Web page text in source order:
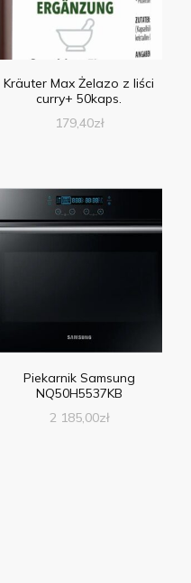
Kräuter Max Żelazo z liści
curry+ 50kaps.
179,40zł
Piekarnik Samsung
NQ50H5537KB
2 185,00zł